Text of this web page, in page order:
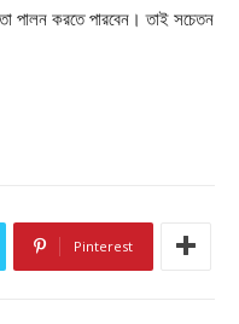
পালন করতে পারবেন। তাই সচেতন
Pinterest